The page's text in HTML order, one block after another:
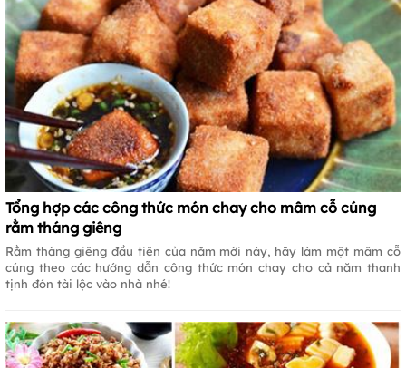
Tổng hợp các công thức món chay cho mâm cỗ cúng
rằm tháng giêng
Rằm tháng giêng đầu tiên của năm mới này, hãy làm một mâm cỗ
cúng theo các hướng dẫn công thức món chay cho cả năm thanh
tịnh đón tài lộc vào nhà nhé!